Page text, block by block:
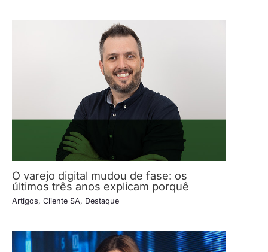
O varejo digital mudou de fase: os
últimos três anos explicam porquê
Artigos, Cliente SA, Destaque